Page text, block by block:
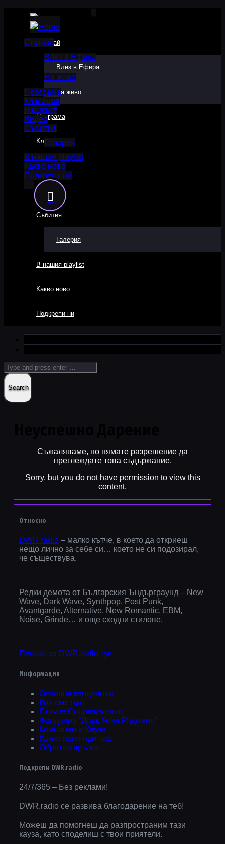
Слушай
Влез в Ефира
На живо
Програма
Класация
Нашкаст
Видео
Събития
Галерия
В нашия playlist
Какво ново
Подкрепи ни
Слушай
Влез в Ефира
На живо
Програма
Класация
Нашкаст
Видео
Събития
Галерия
В нашия playlist
Какво ново
Подкрепи ни
Съжаляваме, но нямате разрешение да
преглеждате това съдържание.
Sorry, but you do not have permission to view this
content.
Относно
DWR.radio – малко кътче, в което да откриеш
нещо лично за себе си… което не си подозирал,
че съществува.
Редки демота от Българския Ъндърграунд – New
Wave, Dark Wave, Synthpop, Post Punk,
Avantgarde, Alternative, New Romantic, EBM,
Noise, Grinde… и още сходни стилове.
Повече за DWR.radio тук
Информация
Основна концепция
Кои сме ние
Етично Споразумение
Фондация “Дарк Уейв Радомир”
Кампании и Каузи
Какво ново при нас
Обратна връзка
Подкрепи DWR.radio
24/7/365 – Без реклами!
DWR.radio се развива благодарение на теб!
Можеш да помогнеш да разпространим тази
кауза, като споделиш с твои приятели.